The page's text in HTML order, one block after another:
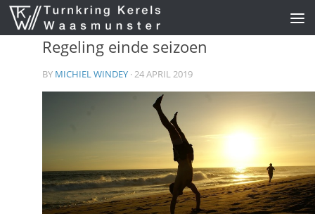
Skip to content
Regeling einde seizoen
BY MICHIEL WINDEY · 24 APRIL 2019